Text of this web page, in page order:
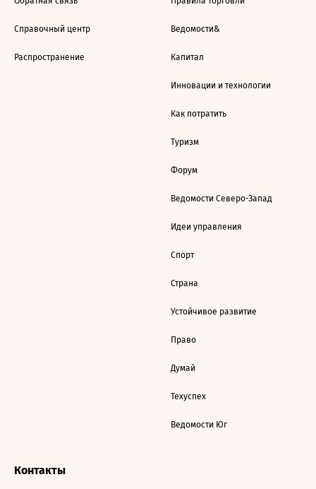
Справочный центр
Распространение
Ведомости&
Капитал
Инновации и технологии
Как потратить
Туризм
Форум
Ведомости Северо-Запад
Идеи управления
Спорт
Страна
Устойчивое развитие
Право
Думай
Техуспех
Ведомости Юг
Контакты